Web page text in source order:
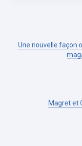
Une nouvelle façon
Magret et